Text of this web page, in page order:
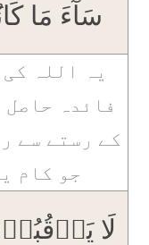
سَآءَ مَا
یہ اللہ
فائدہ
کے رستے سے
جو کام
لَا